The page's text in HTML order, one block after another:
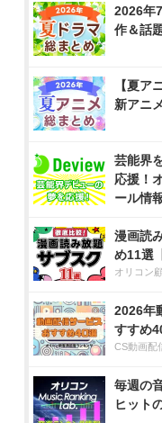
2026年
作＆話
【夏ア
新アニ
芸能界
応援！
ール情
漫画読
め11選
オリコン
2026年
すすめ
CS動画配
毎週の
ヒット